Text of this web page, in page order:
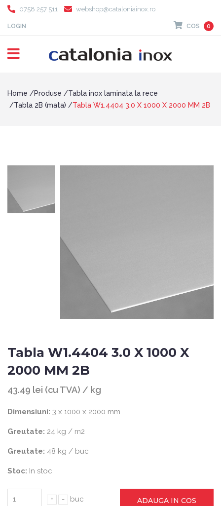
0758 257 511 webshop@cataloniainox.ro
LOGIN COS 0
Home Produse
Tabla inox laminata la rece
Tabla 2B (mata)
Tabla W1.4404 3.0 X 1000 X 2000 MM 2B
Tabla W1.4404 3.0 X 1000 X
2000 MM 2B
43.49 lei (cu TVA) / kg
Dimensiuni: 3 x 1000 x 2000 mm
Greutate: 24 kg / m2
Greutate: 48 kg / buc
Stoc: In stoc
+ - buc ADAUGA IN COS